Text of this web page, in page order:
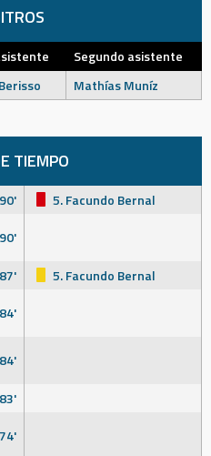
Segundo asistente
Mathías Muníz
TIEMPO
90'
5. Facundo Bernal
90'
87'
5. Facundo Bernal
84'
84'
83'
74'